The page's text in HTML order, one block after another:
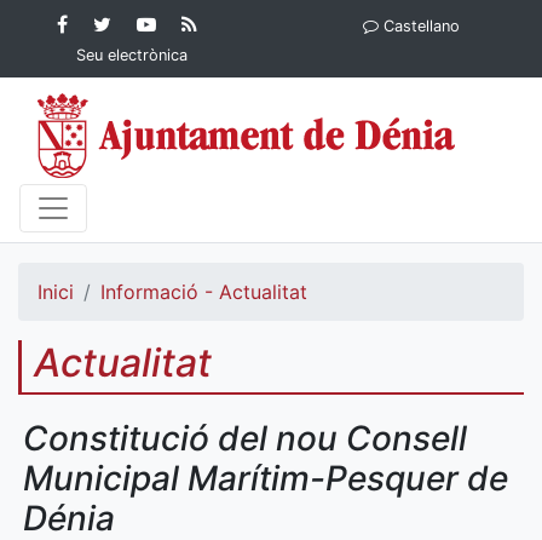
Contingut principalFacebook
Ajuntament de Dénia
Twitter
Ajuntament de
Dénia
YouTube
Ajuntament
de Dénia
Ajuntament
Seu electrònica
Castellano
Inici Informació - Actualitat
Actualitat
Constitució del nou Consell
Municipal Marítim-Pesquer de
Dénia